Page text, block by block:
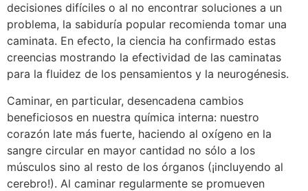
decisiones difíciles o al no encontrar soluciones a un
problema, la sabiduría popular recomienda tomar una
caminata. En efecto, la ciencia ha confirmado estas
creencias mostrando la efectividad de las caminatas
para la fluidez de los pensamientos y la neurogénesis.
Caminar, en particular, desencadena cambios
beneficiosos en nuestra química interna: nuestro
corazón late más fuerte, haciendo al oxígeno en la
sangre circular en mayor cantidad no sólo a los
músculos sino al resto de los órganos (¡incluyendo al
cerebro!). Al caminar regularmente se promueven